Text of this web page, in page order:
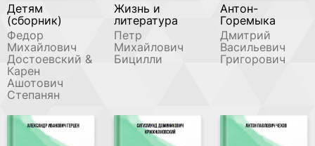
Детям
(сборник)
Федор
Михайлович
Достоевский &
Карен
Ашотович
Степанян
Жизнь и
литература
Петр
Михайлович
Бицилли
Антон-
Горемыка
Дмитрий
Васильевич
Григорович